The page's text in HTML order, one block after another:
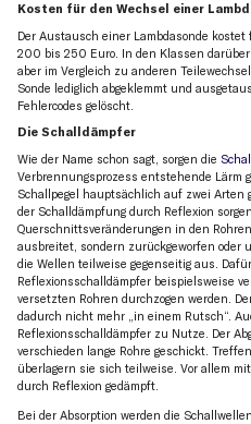
Kosten für den Wechsel einer
Der Austausch einer Lambdasonde
200 bis 250 Euro. In den Klassen
aber im Vergleich zu anderen
Sonde lediglich abgeklemmt und
Fehlercodes gelöscht.
Die Schalldämpfer
Wie der Name schon sagt, sorgen die
Verbrennungsprozess entstehende Lärm
Schallpegel hauptsächlich auf zwei Arten
der Schalldämpfung durch Reflexion
Querschnittsveränderungen in den
ausbreitet, sondern zurückgeworfen oder
die Wellen teilweise gegenseitig aus.
Reflexionsschalldämpfer beispielsweise
versetzten Rohren durchzogen werden.
dadurch nicht mehr „in einem Rutsch“.
Reflexionsschalldämpfer zu Nutze. Der
verschieden lange Rohre geschickt.
überlagern sie sich teilweise. Vor allem
durch Reflexion gedämpft.
Bei der Absorption werden die